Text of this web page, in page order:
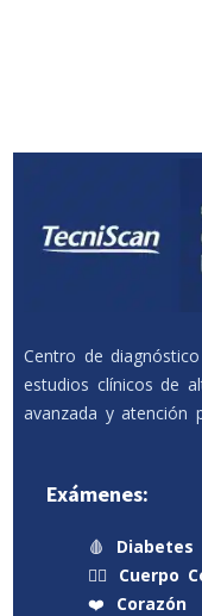
Centro de
estudios clínicos de
avanzada y atención
Exámenes:
🩸
Diabetes
🧍‍♂️
Cuerpo
❤️
Corazón